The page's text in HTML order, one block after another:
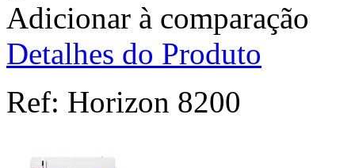
Adicionar à comparação
Detalhes do Produto
Ref: Horizon 8200